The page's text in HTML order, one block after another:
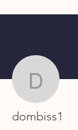
dombiss1